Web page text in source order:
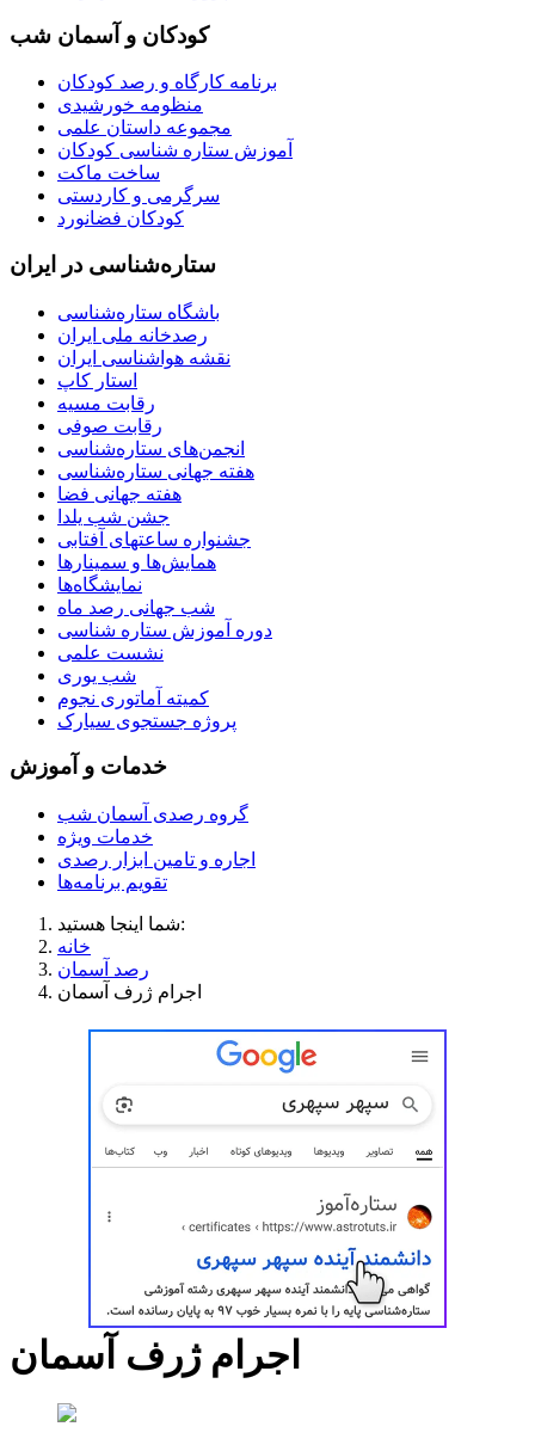
کودکان و آسمان شب
برنامه‌ کارگاه و رصد کودکان
منظومه خورشیدی
مجموعه داستان علمی
آموزش ستاره شناسی کودکان
ساخت ماکت
سرگرمی و کاردستی
کودکان فضانورد
ستاره‌شناسی در ایران
باشگاه ستاره‌شناسی
رصدخانه ملی ایران
نقشه هواشناسی ایران
استار کاپ
رقابت مسیه
رقابت صوفی
انجمن‌های ستاره‌شناسی
هفته جهانی ستاره‌شناسی
هفته جهانی فضا
جشن شب یلدا
جشنواره ساعتهای آفتابی
همایش‌ها و سمینارها
نمایشگاه‌ها
شب جهانی رصد ماه
دوره آموزش ستاره شناسی
نشست علمی
شب یوری
کمیته آماتوری نجوم
پروژه جستجوی سیارک
خدمات و آموزش
گروه رصدی آسمان شب
خدمات ویژه
اجاره و تامین ابزار رصدی
تقویم برنامه‌ها
شما اینجا هستید:
خانه
رصد آسمان
اجرام ژرف آسمان
اجرام ژرف آسمان